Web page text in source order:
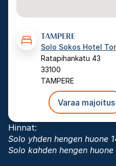
TAMPERE
Solo Sokos Hotel
Ratapihankatu 43
33100
TAMPERE
Varaa majoitus
Hinnat:
Solo yhden hengen huone
Solo kahden hengen